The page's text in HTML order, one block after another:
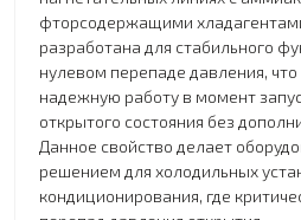
фторсодержащими
разработана для стабильного
нулевом перепаде давления,
надежную работу в момент
открытого состояния без
Данное свойство делает
решением для холодильных
кондиционирования, где